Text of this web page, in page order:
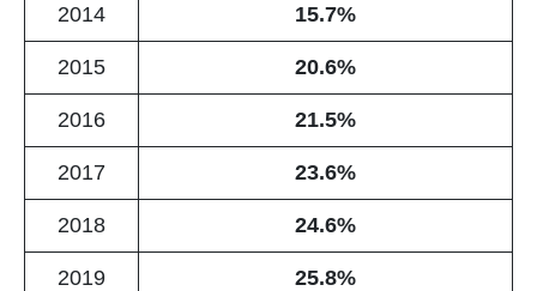
2014 15.7%
2015 20.6%
2016 21.5%
2017 23.6%
2018 24.6%
2019 25.8%